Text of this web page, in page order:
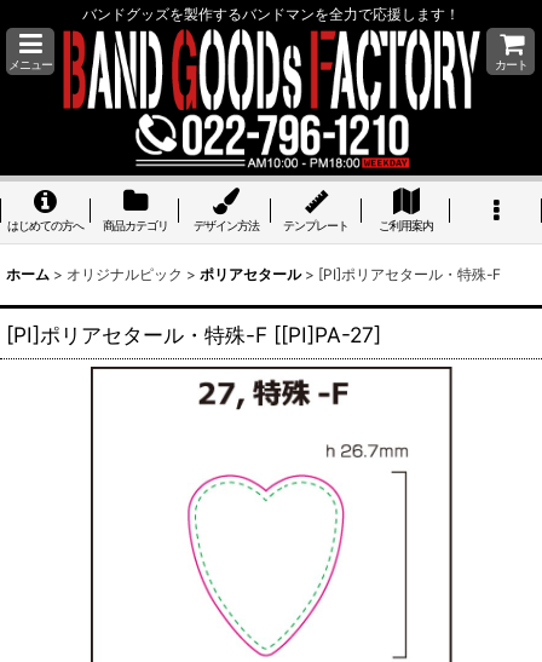
バンドグッズを製作するバンドマンを全力で応援します！
メニュー カート
はじめての方へ 商品カテゴリ デザイン方法 テンプレート ご利用案内
ホーム > オリジナルピック > ポリアセタール > [PI]ポリアセタール・特殊-F
[PI]ポリアセタール・特殊-F [[PI]PA-27]